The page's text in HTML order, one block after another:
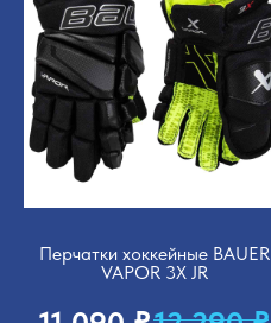
Перчатки хоккейные BAUER
VAPOR 3X JR